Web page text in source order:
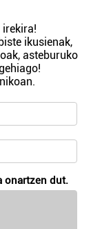
irekira!
ikusienak,
asteburuko
onartzen dut.